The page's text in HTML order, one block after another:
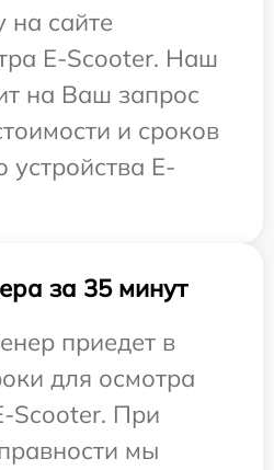
на сайте
E-Scooter. Наш
на Ваш запрос
и сроков
E-
за 35 минут
приедет в
для осмотра
Scooter. При
мы